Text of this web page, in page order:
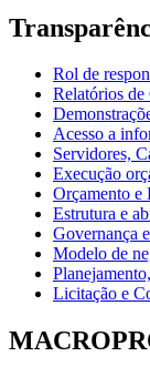
Rol de
Relatórios de
Acesso a
Servidores,
Execução
Orçamento e
Estrutura e
Governança
Modelo de
Licitação e